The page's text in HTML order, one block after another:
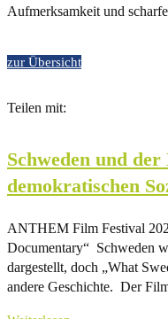
Aufmerksamkeit und
zur Übersicht
Teilen mit:
Schweden und der
demokratischen
ANTHEM Film Festival
Documentary“ Schweden
dargestellt, doch „What
andere Geschichte. Der